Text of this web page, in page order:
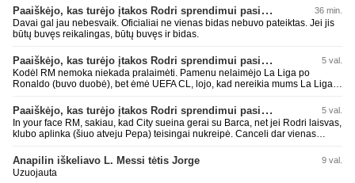
Paaiškėjo, kas turėjo įtakos Rodri sprendimui pasirinkti Barselonos pusę 36 min.
Davai gal jau nebesvaik. Oficialiai ne vienas bidas nebuvo pateiktas. Jei jis
būtų buvęs reikalingas, būtų buvęs ir bidas.
Paaiškėjo, kas turėjo įtakos Rodri sprendimui pasirinkti Barselonos pusę 5 val.
Kodėl RM nemoka niekada pralaimėti. Pamenu nelaimėjo La Liga po
Ronaldo (buvo duobė), bet ėmė UEFA CL, lojo, kad nereikia mums La Liga,
laimėti La Liga. Dabar vėl gavo nuo Barcos ir Rodri ateina ne pas juos, vėl
nereikia mums jo, senas ir t.t. Gal davai vyriškai priimkit tuos pralaimėjimus
be kvailų nereikia, nenorim ir t.t.
Paaiškėjo, kas turėjo įtakos Rodri sprendimui pasirinkti Barselonos pusę 5 val.
In your face RM, sakiau, kad City sueina gerai su Barca, net jei Rodri laisvas,
klubo aplinka (šiuo atveju Pepa) teisingai nukreipė. Canceli dar vienas
Super
Anapilin iškeliavo L. Messi tėtis Jorge 9 val.
Uzuojauta